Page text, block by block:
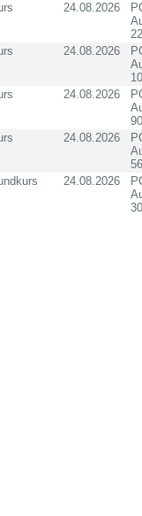
24.08.2026
24.08.2026
24.08.2026
24.08.2026
24.08.2026